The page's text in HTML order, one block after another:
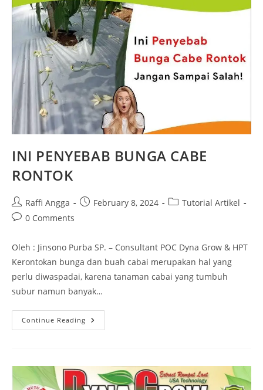
INI PENYEBAB BUNGA CABE
RONTOK
Raffi Angga February 8, 2024
Tutorial Artikel
0 Comments
Oleh : Jinsono Purba SP. – Consultant POC Dyna Grow & HPT
Kerontokan bunga dan buah cabai merupakan hal yang
perlu diwaspadai, karena tanaman cabai yang tumbuh
subur namun banyak…
Continue Reading